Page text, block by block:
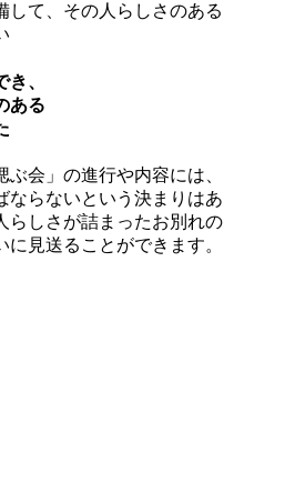
、
ある
ぶ会」の進行や内容には、
ならないという決まりはあ
らしさが詰まったお別れの
に見送ることができます。